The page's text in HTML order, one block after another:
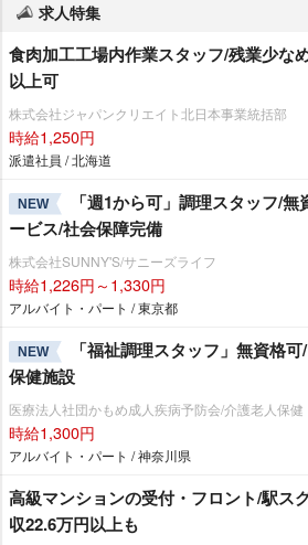
求人特集
食肉加工工場内作業スタッフ/残業少な
以上可
株式会社ジャパンクリエイト北日本事業統括部
時給1,250円
派遣社員 / 北海道
NEW
「週1から可」調理スタッフ/
ービス/社会保障完備
株式会社SUNNY'S/サニーズライフ
時給1,226円～1,330円
アルバイト・パート / 東京都
NEW
「福祉調理スタッフ」無資格
保健施設
医療法人社団かもめ成人疾病予防会/介護老人保健
時給1,300円
アルバイト・パート / 神奈川県
高級マンションの受付・フロント/駅ス
収22.6万円以上も